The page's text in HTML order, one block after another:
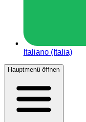
Italiano (Italia)
Hauptmenü öffnen